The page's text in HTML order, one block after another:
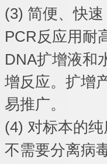
(3) 简便、快速
PCR反应用耐
DNA扩增液和
增反应。扩增
易推广。
(4) 对标本的
不需要分离病